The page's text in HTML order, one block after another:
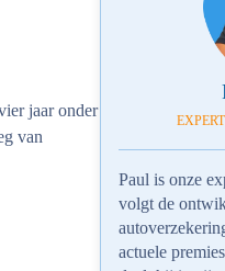
jaar onder
van
Paul is onze
volgt de
actuele